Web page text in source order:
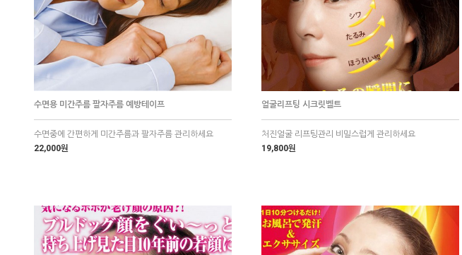
수면용 미간주름 팔자주름 예방테이프
수면중에 간편하게 미간주름과 팔자주름 관리하세요
22,000원
얼굴리프팅 시크릿벨트
처진얼굴 리프팅관리 비밀스럽게 관리하세요
19,800원